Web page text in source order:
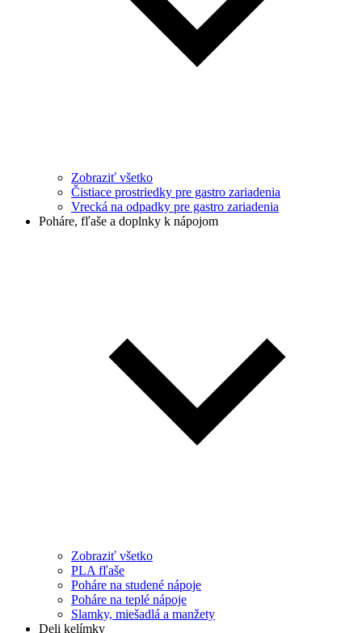
Zobraziť všetko
Čistiace prostriedky pre gastro zariadenia
Vrecká na odpadky pre gastro zariadenia
Poháre, fľaše a doplnky k nápojom
Zobraziť všetko
PLA fľaše
Poháre na studené nápoje
Poháre na teplé nápoje
Slamky, miešadlá a manžety
Deli kelímky